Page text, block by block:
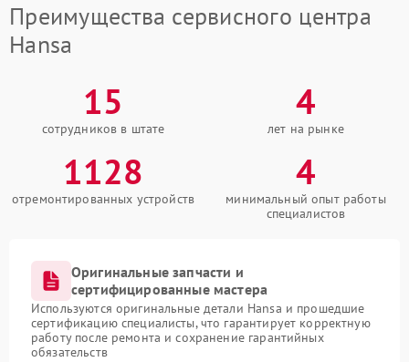
Преимущества сервисного центра
Hansa
15
сотрудников в штате
4
лет на рынке
1128
отремонтированных устройств
4
минимальный опыт работы
специалистов
Оригинальные запчасти и
сертифицированные мастера
Используются оригинальные детали Hansa и прошедшие
сертификацию специалисты, что гарантирует корректную
работу после ремонта и сохранение гарантийных
обязательств